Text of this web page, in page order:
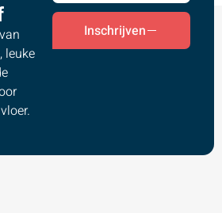
leuke
Inschrijven